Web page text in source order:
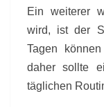
Ein weiterer
wird, ist der
Tagen
daher sollte
täglichen